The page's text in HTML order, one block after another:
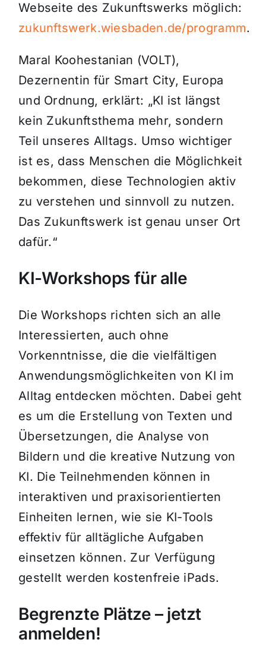
Webseite des Zukunftswerks möglich:
zukunftswerk.wiesbaden.de/programm.
Maral Koohestanian (VOLT),
Dezernentin für Smart City, Europa
und Ordnung, erklärt: „KI ist längst
kein Zukunftsthema mehr, sondern
Teil unseres Alltags. Umso wichtiger
ist es, dass Menschen die Möglichkeit
bekommen, diese Technologien aktiv
zu verstehen und sinnvoll zu nutzen.
Das Zukunftswerk ist genau unser Ort
dafür.“
KI-Workshops für alle
Die Workshops richten sich an alle
Interessierten, auch ohne
Vorkenntnisse, die die vielfältigen
Anwendungsmöglichkeiten von KI im
Alltag entdecken möchten. Dabei geht
es um die Erstellung von Texten und
Übersetzungen, die Analyse von
Bildern und die kreative Nutzung von
KI. Die Teilnehmenden können in
interaktiven und praxisorientierten
Einheiten lernen, wie sie KI-Tools
effektiv für alltägliche Aufgaben
einsetzen können. Zur Verfügung
gestellt werden kostenfreie iPads.
Begrenzte Plätze – jetzt
anmelden!